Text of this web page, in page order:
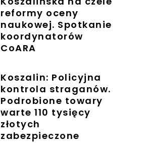
reformy oceny
naukowej. Spotkanie
koordynatorów
CoARA
Koszalin: Policyjna
kontrola straganów.
Podrobione towary
warte 110 tysięcy
złotych
zabezpieczone